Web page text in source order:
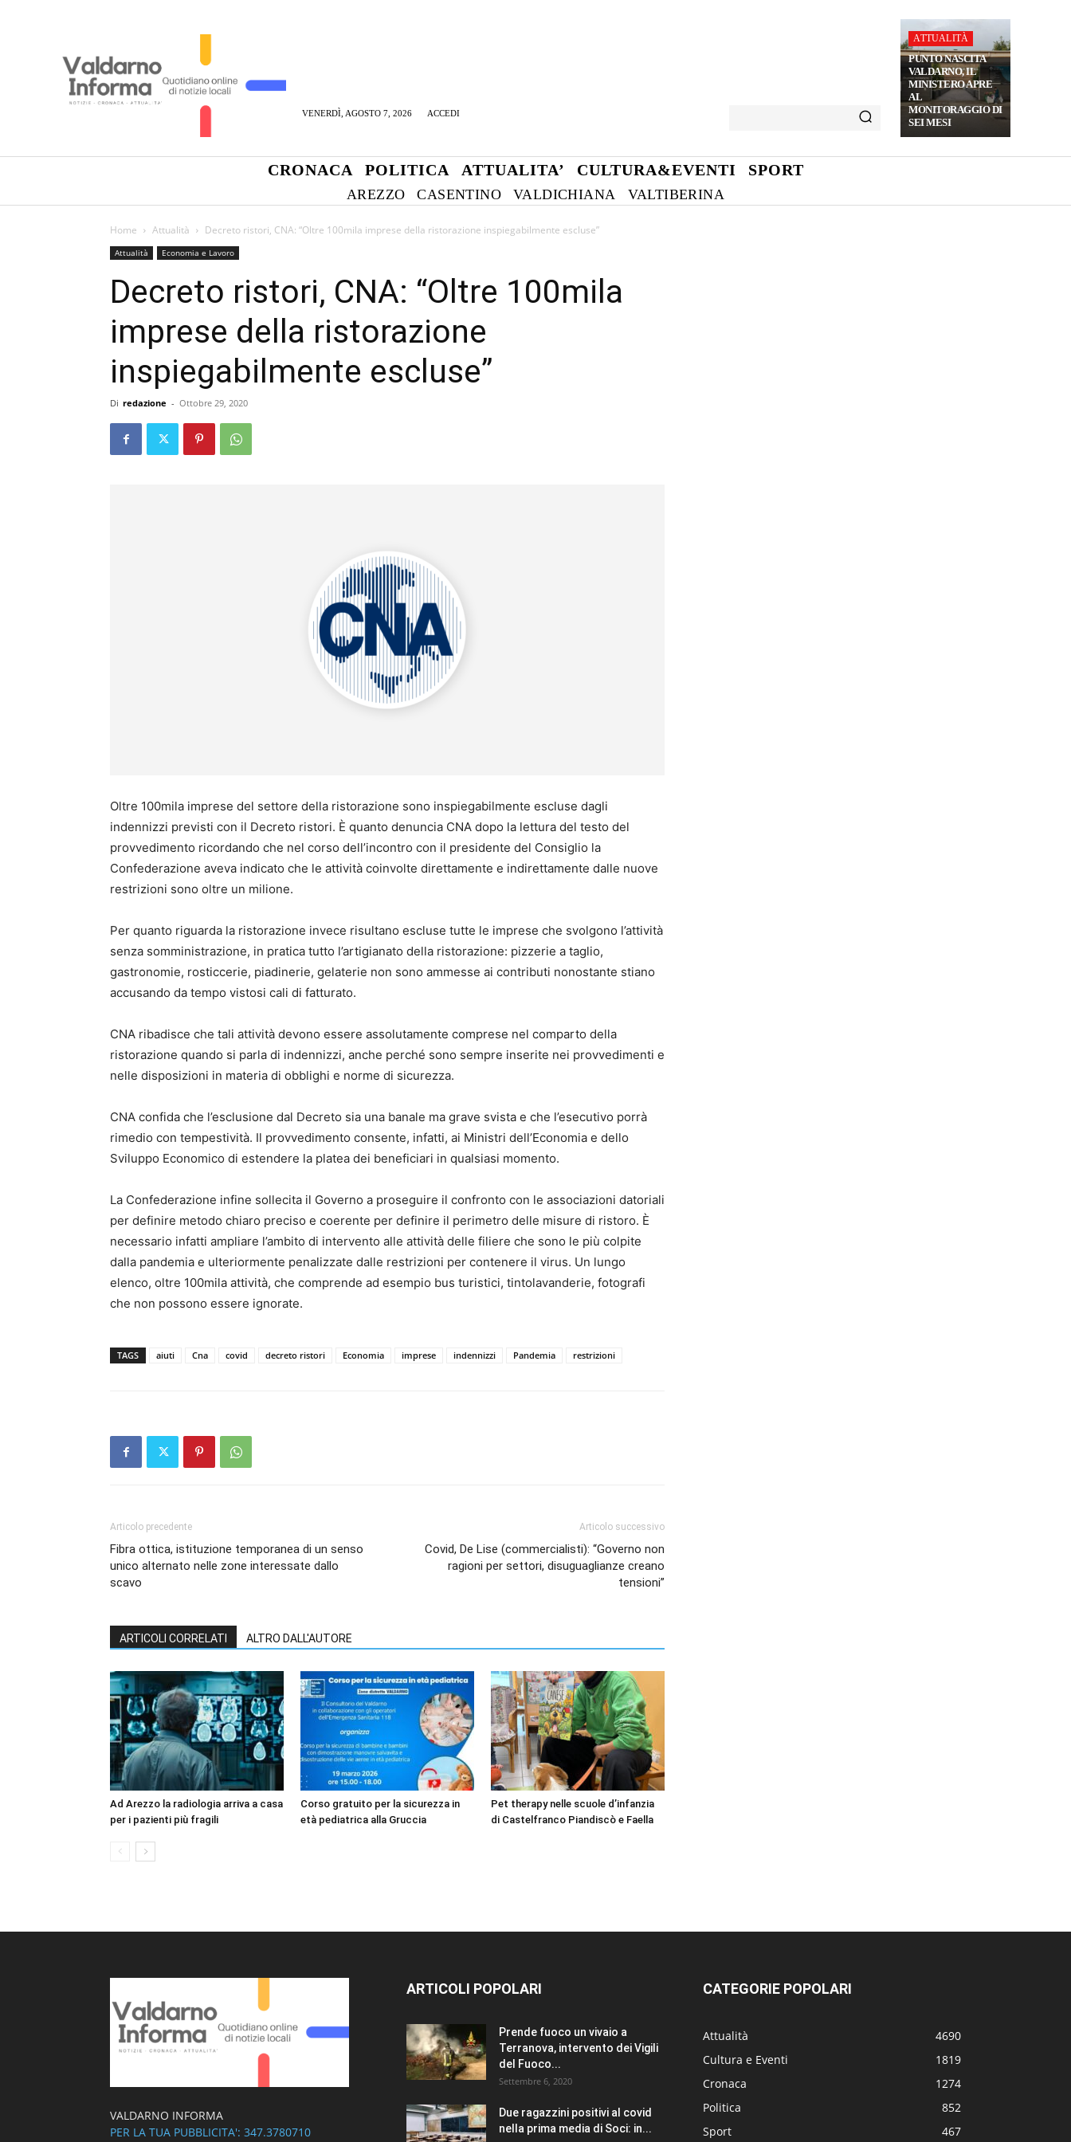
VENERDÌ, AGOSTO 7, 2026 ACCEDI
ATTUALITÀ
PUNTO NASCITA
VALDARNO, IL
MINISTERO APRE
AL
MONITORAGGIO DI
SEI MESI
CRONACA POLITICA ATTUALITA’ CULTURA&EVENTI SPORT
AREZZO CASENTINO VALDICHIANA VALTIBERINA
Home Attualità Decreto ristori, CNA: “Oltre 100mila imprese della ristorazione inspiegabilmente escluse”
Attualità Economia e Lavoro
Decreto ristori, CNA: “Oltre 100mila
imprese della ristorazione
inspiegabilmente escluse”
Di redazione - Ottobre 29, 2020
Oltre 100mila imprese del settore della ristorazione sono inspiegabilmente escluse dagli
indennizzi previsti con il Decreto ristori. È quanto denuncia CNA dopo la lettura del testo del
provvedimento ricordando che nel corso dell’incontro con il presidente del Consiglio la
Confederazione aveva indicato che le attività coinvolte direttamente e indirettamente dalle nuove
restrizioni sono oltre un milione.
Per quanto riguarda la ristorazione invece risultano escluse tutte le imprese che svolgono l’attività
senza somministrazione, in pratica tutto l’artigianato della ristorazione: pizzerie a taglio,
gastronomie, rosticcerie, piadinerie, gelaterie non sono ammesse ai contributi nonostante stiano
accusando da tempo vistosi cali di fatturato.
CNA ribadisce che tali attività devono essere assolutamente comprese nel comparto della
ristorazione quando si parla di indennizzi, anche perché sono sempre inserite nei provvedimenti e
nelle disposizioni in materia di obblighi e norme di sicurezza.
CNA confida che l’esclusione dal Decreto sia una banale ma grave svista e che l’esecutivo porrà
rimedio con tempestività. Il provvedimento consente, infatti, ai Ministri dell’Economia e dello
Sviluppo Economico di estendere la platea dei beneficiari in qualsiasi momento.
La Confederazione infine sollecita il Governo a proseguire il confronto con le associazioni datoriali
per definire metodo chiaro preciso e coerente per definire il perimetro delle misure di ristoro. È
necessario infatti ampliare l’ambito di intervento alle attività delle filiere che sono le più colpite
dalla pandemia e ulteriormente penalizzate dalle restrizioni per contenere il virus. Un lungo
elenco, oltre 100mila attività, che comprende ad esempio bus turistici, tintolavanderie, fotografi
che non possono essere ignorate.
TAGS aiuti Cna covid decreto ristori Economia imprese indennizzi Pandemia restrizioni
Articolo precedente
Fibra ottica, istituzione temporanea di un senso
unico alternato nelle zone interessate dallo
scavo
Articolo successivo
Covid, De Lise (commercialisti): “Governo non
ragioni per settori, disuguaglianze creano
tensioni”
ARTICOLI CORRELATI ALTRO DALL'AUTORE
Ad Arezzo la radiologia arriva a casa
per i pazienti più fragili
Corso gratuito per la sicurezza in
età pediatrica alla Gruccia
Pet therapy nelle scuole d’infanzia
di Castelfranco Piandiscò e Faella
VALDARNO INFORMA
PER LA TUA PUBBLICITA': 347.3780710
ARTICOLI POPOLARI
Prende fuoco un vivaio a
Terranova, intervento dei Vigili
del Fuoco...
Settembre 6, 2020
Due ragazzini positivi al covid
nella prima media di Soci: in...
CATEGORIE POPOLARI
Attualità
4690
Cultura e Eventi
1819
Cronaca
1274
Politica
852
Sport
467